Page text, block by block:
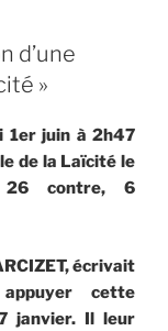
d’une
»
1er juin à 2h47
de la Laïcité le
26 contre, 6
écrivait
cette
janvier. Il leur